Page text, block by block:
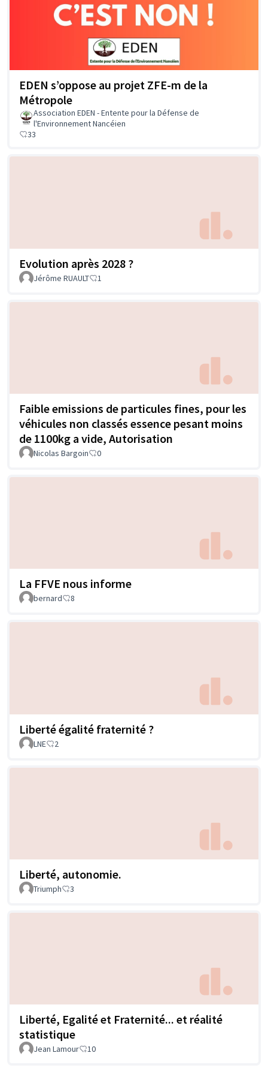
EDEN s’oppose au projet ZFE-m de la
Métropole
Association EDEN - Entente pour la Défense de
l'Environnement Nancéien
33
Evolution après 2028 ?
Jérôme RUAULT 1
Faible emissions de particules fines, pour les
véhicules non classés essence pesant moins
de 1100kg a vide, Autorisation
Nicolas Bargoin 0
La FFVE nous informe
bernard 8
Liberté égalité fraternité ?
LNE 2
Liberté, autonomie.
Triumph 3
Liberté, Egalité et Fraternité... et réalité
statistique
Jean Lamour 10